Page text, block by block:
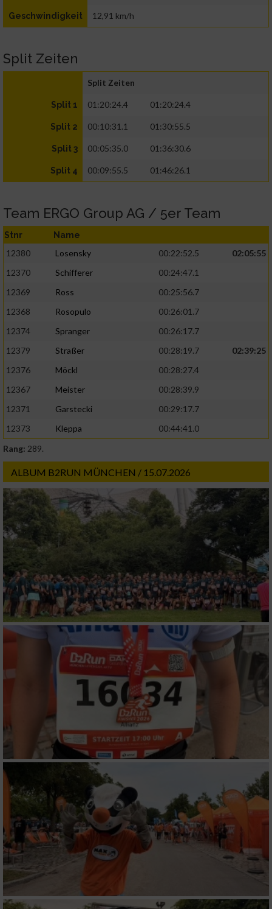
Geschwindigkeit 12,91 km/h
Split Zeiten
Split Zeiten
Split 1 01:20:24.4 01:20:24.4
Split 2 00:10:31.1 01:30:55.5
Split 3 00:05:35.0 01:36:30.6
Split 4 00:09:55.5 01:46:26.1
Team ERGO Group AG / 5er Team
Stnr Name
12380 Losensky 00:22:52.5
02:05:55
12370
Schifferer
00:24:47.1
12369
Ross
00:25:56.7
12368
Rosopulo
00:26:01.7
12374
Spranger
00:26:17.7
12379
Straßer 00:28:19.7
02:39:25
12376
Möckl
00:28:27.4
12367
Meister
00:28:39.9
12371
Garstecki
00:29:17.7
12373
Kleppa
00:44:41.0
Rang: 289.
ALBUM B2RUN MÜNCHEN / 15.07.2026